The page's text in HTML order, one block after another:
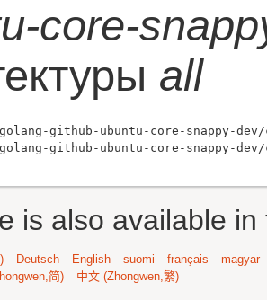
core-
all
github-ubuntu-core-snappy-dev/
is also available
Deutsch English suomi français
magyar
简) 中文 (Zhongwen,繁)